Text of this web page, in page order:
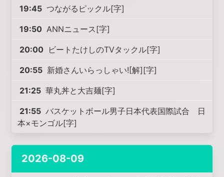
19:45 つながるピックル[字]
19:50 ANNニュース[字]
20:00 ビートたけしのTVタックル[字]
20:55 新婚さんいらっしゃい![解][字]
21:25 華丸丼と大吉麺[字]
21:55 バスケットボール男子日本代表国際試合 日
本×モンゴル[字]
2026-08-09